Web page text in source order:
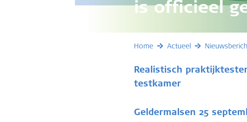
is officieel
Home Actueel
Realistisch
testkamer
Geldermalsen 25